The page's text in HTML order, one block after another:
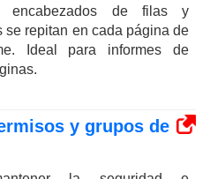
encabezados de filas y
se repitan en cada página de
Ideal para informes de
y grupos de